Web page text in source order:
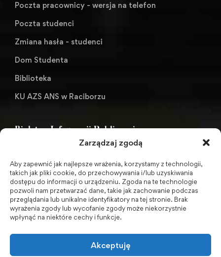
Zarządzaj zgodą
Aby zapewnić jak najlepsze wrażenia, korzystamy z technologii,
takich jak pliki cookie, do przechowywania i/lub uzyskiwania
dostępu do informacji o urządzeniu. Zgoda na te technologie
pozwoli nam przetwarzać dane, takie jak zachowanie podczas
przeglądania lub unikalne identyfikatory na tej stronie. Brak
wyrażenia zgody lub wycofanie zgody może niekorzystnie
wpłynąć na niektóre cechy i funkcje.
Akceptuję
Poczta pracownicy - wersja na telefon
Poczta studenci
Zmiana hasła - studenci
Dom Studenta
Biblioteka
KU AZS ANS w Raciborzu
Biuletyn Informacji Publicznej
BIP - Biuletyn Informacji Publicznej PWSZ -
archiwum
Social Media